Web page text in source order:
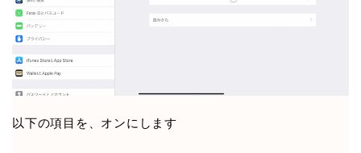
以下の項目を、オンにします